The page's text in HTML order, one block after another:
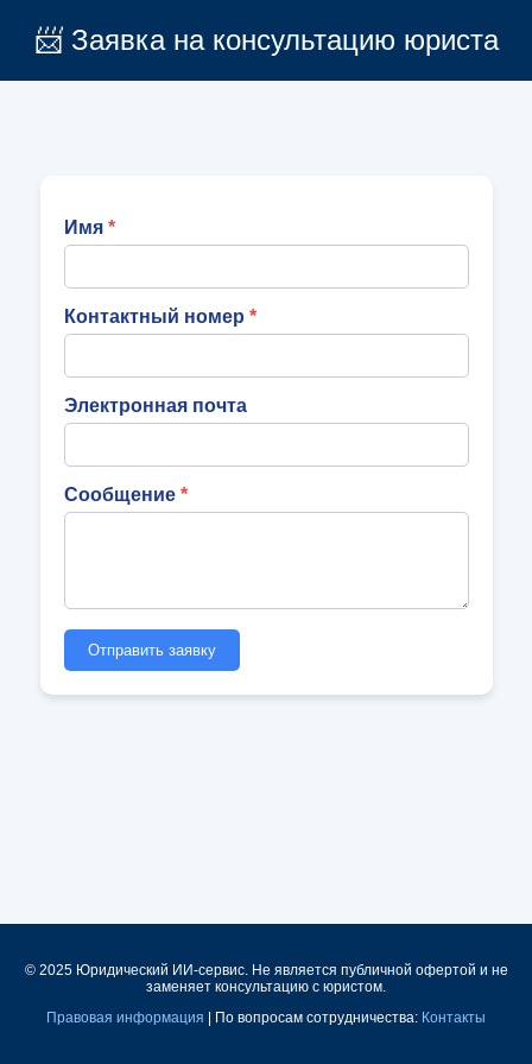
📨 Заявка на консультацию юриста
Имя
Контактный номер
Электронная почта
Сообщение
Отправить заявку
© 2025 Юридический ИИ-сервис. Не является публичной офертой и не
заменяет консультацию с юристом.
Правовая информация | По вопросам сотрудничества: Контакты